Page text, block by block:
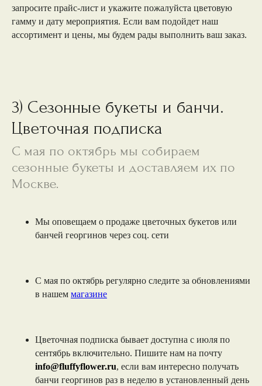
запросите прайс-лист и укажите пожалуйста цветовую
гамму и дату мероприятия. Если вам подойдет наш
ассортимент и цены, мы будем рады выполнить ваш заказ.
3) Сезонные букеты и банчи.
Цветочная подписка
С мая по октябрь мы собираем
сезонные букеты и доставляем их по
Москве.
Мы оповещаем о продаже цветочных букетов или
банчей георгинов через соц. сети
С мая по октябрь регулярно следите за обновлениями
в нашем магазине
Цветочная подписка бывает доступна с июля по
сентябрь включительно. Пишите нам на почту
info@fluffyflower.ru, если вам интересно получать
банчи георгинов раз в неделю в установленный день